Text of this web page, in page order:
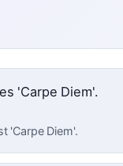
'Carpe Diem'.
'Carpe Diem'.